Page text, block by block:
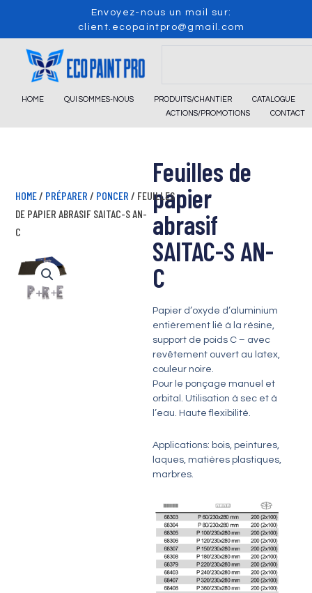
content
Envoyez-nous un mail sur:
client.ecopaintpro@gmail.com
HOME QUI SOMMES-NOUS PRODUITS/CHANTIER
CATALOGUE
ACTIONS/PROMOTIONS
CONTACT
Feuilles de
papier
abrasif
SAITAC-S AN-
C
Papier d’oxyde d’aluminium
entièrement lié à la résine,
support de poids C – avec
revêtement ouvert au latex,
couleur noire.
Pour le ponçage manuel et
orbital. Utilisation à sec et à
l’eau. Haute flexibilité.
Applications: bois, peintures,
laques, matières plastiques,
marbres.
HOME / PRÉPARER / PONCER / FEUILLES
DE PAPIER ABRASIF SAITAC-S AN-
C